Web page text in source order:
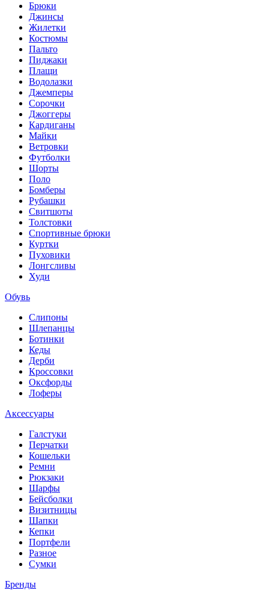
Брюки
Джинсы
Жилетки
Костюмы
Пальто
Пиджаки
Плащи
Водолазки
Джемперы
Сорочки
Джоггеры
Кардиганы
Майки
Ветровки
Футболки
Шорты
Поло
Бомберы
Рубашки
Свитшоты
Толстовки
Спортивные брюки
Куртки
Пуховики
Лонгсливы
Худи
Обувь
Слипоны
Шлепанцы
Ботинки
Кеды
Дерби
Кроссовки
Оксфорды
Лоферы
Аксессуары
Галстуки
Перчатки
Кошельки
Ремни
Рюкзаки
Шарфы
Бейсболки
Визитницы
Шапки
Кепки
Портфели
Разное
Сумки
Бренды